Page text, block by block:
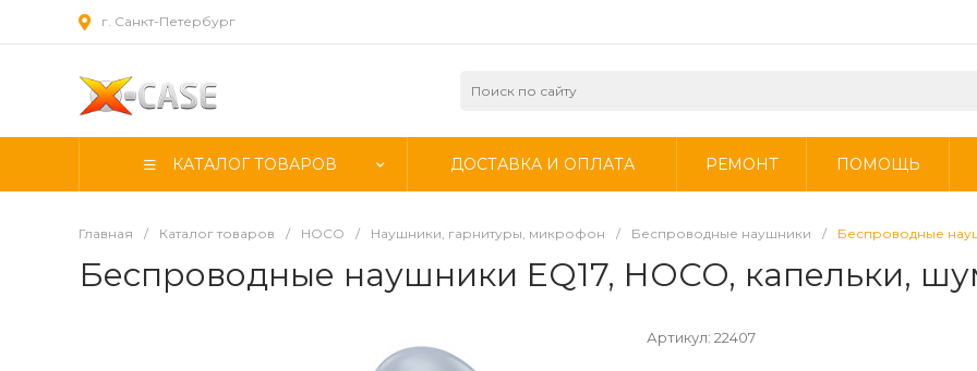
г. Санкт-Петербург
КАТАЛОГ ТОВАРОВ ДОСТАВКА И ОПЛАТА РЕМОНТ ПОМОЩЬ
Главная / Каталог товаров / HOCO / Наушники, гарнитуры, микрофон / Беспроводные наушники / Беспроводные
Беспроводные наушники EQ17, HOCO, капельки,
Артикул: 22407